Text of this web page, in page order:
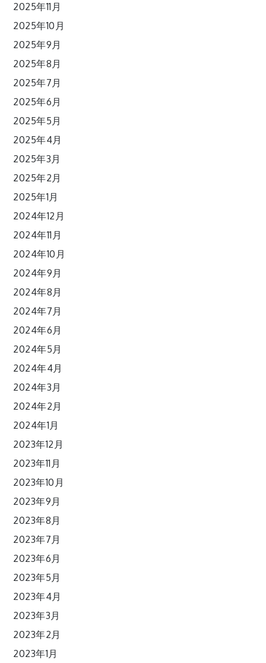
2025年11月
2025年10月
2025年9月
2025年8月
2025年7月
2025年6月
2025年5月
2025年4月
2025年3月
2025年2月
2025年1月
2024年12月
2024年11月
2024年10月
2024年9月
2024年8月
2024年7月
2024年6月
2024年5月
2024年4月
2024年3月
2024年2月
2024年1月
2023年12月
2023年11月
2023年10月
2023年9月
2023年8月
2023年7月
2023年6月
2023年5月
2023年4月
2023年3月
2023年2月
2023年1月